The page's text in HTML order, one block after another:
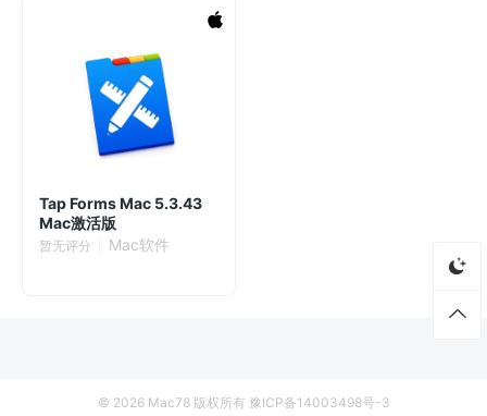
Tap Forms Mac 5.3.43
Mac激活版
暂无评分 Mac软件
© 2026 Mac78版权所有 豫ICP备14003498号-3